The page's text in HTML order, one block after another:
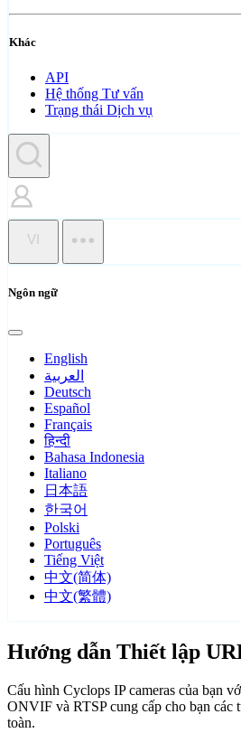
Khác
API
Hệ thống Tư vấn
Trạng thái Dịch vụ
VI
Ngôn ngữ
English
العربية
Deutsch
Español
Français
हिन्दी
Bahasa Indonesia
Italiano
日本語
한국어
Polski
Português
Tiếng Việt
中文(简体)
中文(繁體)
Hướng dẫn Thiết lập
Cấu hình Cyclops IP cameras của bạn
ONVIF và RTSP cung cấp cho bạn các
toàn.